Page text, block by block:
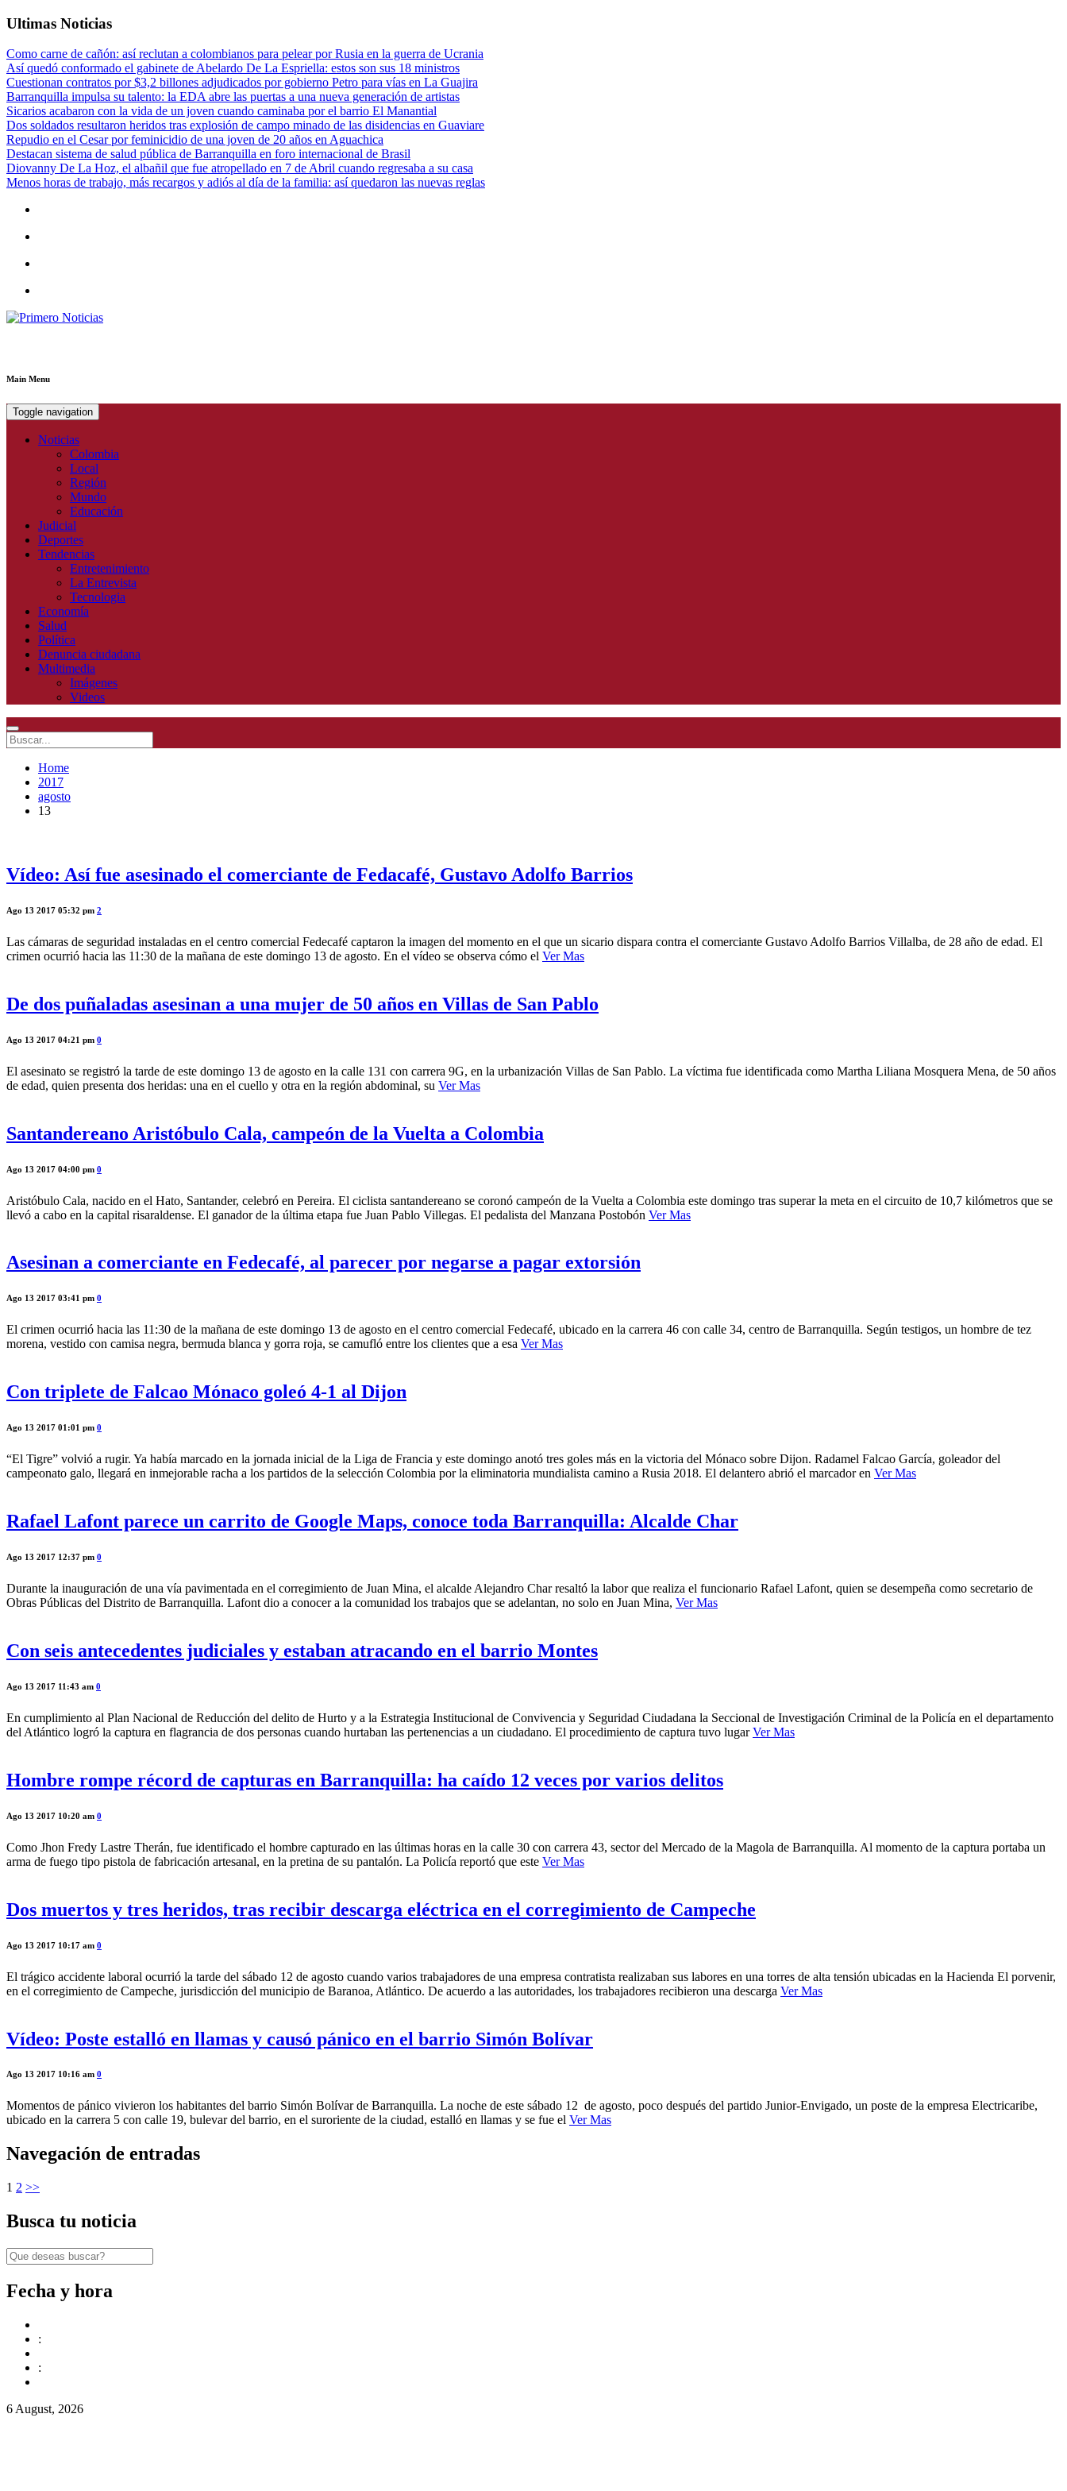
Ultimas Noticias
Como carne de cañón: así reclutan a colombianos para pelear por Rusia en la guerra de Ucrania
Así quedó conformado el gabinete de Abelardo De La Espriella: estos son sus 18 ministros
Cuestionan contratos por $3,2 billones adjudicados por gobierno Petro para vías en La Guajira
Barranquilla impulsa su talento: la EDA abre las puertas a una nueva generación de artistas
Sicarios acabaron con la vida de un joven cuando caminaba por el barrio El Manantial
Dos soldados resultaron heridos tras explosión de campo minado de las disidencias en Guaviare
Repudio en el Cesar por feminicidio de una joven de 20 años en Aguachica
Destacan sistema de salud pública de Barranquilla en foro internacional de Brasil
Diovanny De La Hoz, el albañil que fue atropellado en 7 de Abril cuando regresaba a su casa
Menos horas de trabajo, más recargos y adiós al día de la familia: así quedaron las nuevas reglas
Main Menu
Toggle navigation
Noticias
Colombia
Local
Región
Mundo
Educación
Judicial
Deportes
Tendencias
Entretenimiento
La Entrevista
Tecnologia
Economía
Salud
Política
Denuncia ciudadana
Multimedia
Imágenes
Videos
Home
2017
agosto
13
Vídeo: Así fue asesinado el comerciante de Fedacafé, Gustavo Adolfo Barrios
Ago 13 2017 05:32 pm 2
Las cámaras de seguridad instaladas en el centro comercial Fedecafé captaron la imagen del momento en el que un sicario dispara contra el comerciante Gustavo Adolfo Barrios Villalba, de 28 año de edad. El
crimen ocurrió hacia las 11:30 de la mañana de este domingo 13 de agosto. En el vídeo se observa cómo el Ver Mas
De dos puñaladas asesinan a una mujer de 50 años en Villas de San Pablo
Ago 13 2017 04:21 pm 0
El asesinato se registró la tarde de este domingo 13 de agosto en la calle 131 con carrera 9G, en la urbanización Villas de San Pablo. La víctima fue identificada como Martha Liliana Mosquera Mena, de 50 años
de edad, quien presenta dos heridas: una en el cuello y otra en la región abdominal, su Ver Mas
Santandereano Aristóbulo Cala, campeón de la Vuelta a Colombia
Ago 13 2017 04:00 pm 0
Aristóbulo Cala, nacido en el Hato, Santander, celebró en Pereira. El ciclista santandereano se coronó campeón de la Vuelta a Colombia este domingo tras superar la meta en el circuito de 10,7 kilómetros que se
llevó a cabo en la capital risaraldense. El ganador de la última etapa fue Juan Pablo Villegas. El pedalista del Manzana Postobón Ver Mas
Asesinan a comerciante en Fedecafé, al parecer por negarse a pagar extorsión
Ago 13 2017 03:41 pm 0
El crimen ocurrió hacia las 11:30 de la mañana de este domingo 13 de agosto en el centro comercial Fedecafé, ubicado en la carrera 46 con calle 34, centro de Barranquilla. Según testigos, un hombre de tez
morena, vestido con camisa negra, bermuda blanca y gorra roja, se camufló entre los clientes que a esa Ver Mas
Con triplete de Falcao Mónaco goleó 4-1 al Dijon
Ago 13 2017 01:01 pm 0
“El Tigre” volvió a rugir. Ya había marcado en la jornada inicial de la Liga de Francia y este domingo anotó tres goles más en la victoria del Mónaco sobre Dijon. Radamel Falcao García, goleador del
campeonato galo, llegará en inmejorable racha a los partidos de la selección Colombia por la eliminatoria mundialista camino a Rusia 2018. El delantero abrió el marcador en Ver Mas
Rafael Lafont parece un carrito de Google Maps, conoce toda Barranquilla: Alcalde Char
Ago 13 2017 12:37 pm 0
Durante la inauguración de una vía pavimentada en el corregimiento de Juan Mina, el alcalde Alejandro Char resaltó la labor que realiza el funcionario Rafael Lafont, quien se desempeña como secretario de
Obras Públicas del Distrito de Barranquilla. Lafont dio a conocer a la comunidad los trabajos que se adelantan, no solo en Juan Mina, Ver Mas
Con seis antecedentes judiciales y estaban atracando en el barrio Montes
Ago 13 2017 11:43 am 0
En cumplimiento al Plan Nacional de Reducción del delito de Hurto y a la Estrategia Institucional de Convivencia y Seguridad Ciudadana la Seccional de Investigación Criminal de la Policía en el departamento
del Atlántico logró la captura en flagrancia de dos personas cuando hurtaban las pertenencias a un ciudadano. El procedimiento de captura tuvo lugarVer Mas
Hombre rompe récord de capturas en Barranquilla: ha caído 12 veces por varios delitos
Ago 13 2017 10:20 am 0
Como Jhon Fredy Lastre Therán, fue identificado el hombre capturado en las últimas horas en la calle 30 con carrera 43, sector del Mercado de la Magola de Barranquilla. Al momento de la captura portaba un
arma de fuego tipo pistola de fabricación artesanal, en la pretina de su pantalón. La Policía reportó que este Ver Mas
Dos muertos y tres heridos, tras recibir descarga eléctrica en el corregimiento de Campeche
Ago 13 2017 10:17 am 0
El trágico accidente laboral ocurrió la tarde del sábado 12 de agosto cuando varios trabajadores de una empresa contratista realizaban sus labores en una torres de alta tensión ubicadas en la Hacienda El porvenir,
en el corregimiento de Campeche, jurisdicción del municipio de Baranoa, Atlántico. De acuerdo a las autoridades, los trabajadores recibieron una descarga Ver Mas
Vídeo: Poste estalló en llamas y causó pánico en el barrio Simón Bolívar
Ago 13 2017 10:16 am 0
Momentos de pánico vivieron los habitantes del barrio Simón Bolívar de Barranquilla. La noche de este sábado 12 de agosto, poco después del partido Junior-Envigado, un poste de la empresa Electricaribe,
ubicado en la carrera 5 con calle 19, bulevar del barrio, en el suroriente de la ciudad, estalló en llamas y se fue el Ver Mas
Navegación de entradas
1 2 >>
Busca tu noticia
Fecha y hora
:
:
6 August, 2026